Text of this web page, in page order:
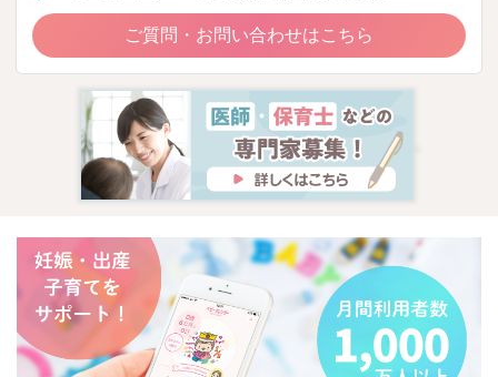
ご質問・お問い合わせはこちら